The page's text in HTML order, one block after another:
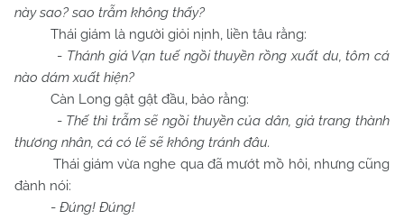
này sao? sao trẫm không thấy?
Thái giám là người giỏi nịnh, liền tâu rằng:
- Thánh giá Vạn tuế ngồi thuyền rồng xuất du, tôm cá
nào dám xuất hiện?
Càn Long gật gật đầu, bảo rằng:
- Thế thì trẫm sẽ ngồi thuyền của dân, giả trang thành
thương nhân, cá có lẽ sẽ không tránh đâu.
Thái giám vừa nghe qua đã mướt mồ hôi, nhưng cũng
đành nói:
- Đúng! Đúng!